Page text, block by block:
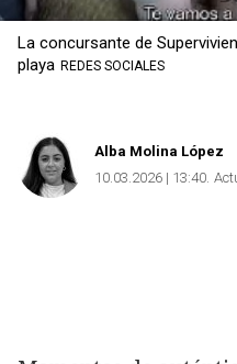
La concursante de
playa REDES SOCIALES
Alba Molina López
10.03.2026 | 13:40